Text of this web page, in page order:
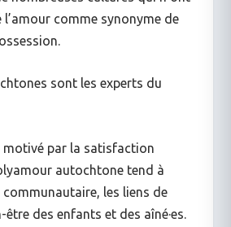
comme synonyme de
sont les experts du
motivé par la satisfaction
autochtone tend à
communautaire, les liens de
être des enfants et des aîné·es.